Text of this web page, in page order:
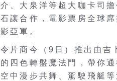
介、大泉洋等超大咖卡司
石讓合作，電影票房全球
影亞軍。
令片商今（9日）推出由吉
的四色轉盤魔法門，帶你
空中漫步共舞、駕駛飛艇